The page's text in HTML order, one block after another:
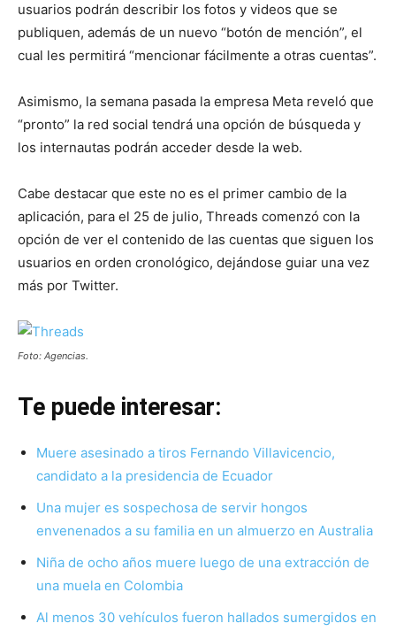
usuarios podrán describir los fotos y videos que se
publiquen, además de un nuevo “botón de mención”, el
cual les permitirá “mencionar fácilmente a otras cuentas”.
Asimismo, la semana pasada la empresa Meta reveló que
“pronto” la red social tendrá una opción de búsqueda y
los internautas podrán acceder desde la web.
Cabe destacar que este no es el primer cambio de la
aplicación, para el 25 de julio, Threads comenzó con la
opción de ver el contenido de las cuentas que siguen los
usuarios en orden cronológico, dejándose guiar una vez
más por Twitter.
Foto: Agencias.
Te puede interesar:
Muere asesinado a tiros Fernando Villavicencio,
candidato a la presidencia de Ecuador
Una mujer es sospechosa de servir hongos
envenenados a su familia en un almuerzo en Australia
Niña de ocho años muere luego de una extracción de
una muela en Colombia
Al menos 30 vehículos fueron hallados sumergidos en